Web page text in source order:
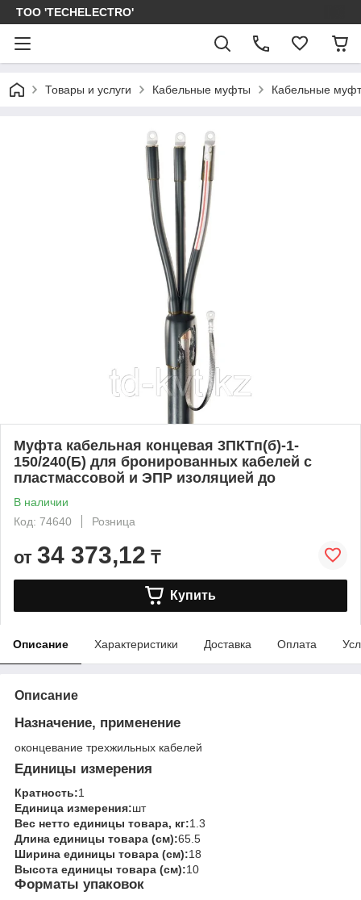
ТОО 'TECHELECTRO'
Товары и услуги Кабельные муфты Кабельные
Муфта кабельная концевая 3ПКТп(б)-1-
150/240(Б) для бронированных кабелей с
пластмассовой и ЭПР изоляцией до
В наличии
Код: 74640
Розница
от 34 373,12 ₸
Купить
Описание Характеристики Доставка Оплата
Описание
Назначение, применение
оконцевание трехжильных кабелей
Единицы измерения
Кратность:1
Единица измерения:шт
Вес нетто единицы товара, кг:1.3
Длина единицы товара (см):65.5
Ширина единицы товара (см):18
Высота единицы товара (см):10
Форматы упаковок